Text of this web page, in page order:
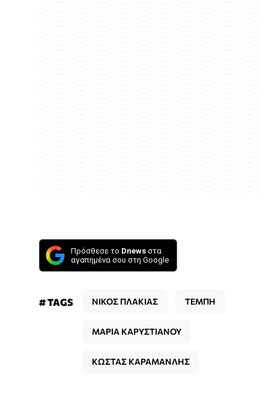
Πρόσθεσε το Dnews στα
αγαπημένα σου στη Google
# TAGS ΝΙΚΟΣ ΠΛΑΚΙΑΣ ΤΕΜΠΗ
ΜΑΡΙΑ ΚΑΡΥΣΤΙΑΝΟΥ
ΚΩΣΤΑΣ ΚΑΡΑΜΑΝΛΗΣ